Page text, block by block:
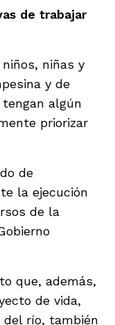
de trabajar
niñas y
y de
algún
priorizar
de
la ejecución
de la
que, además,
de vida,
del río, también